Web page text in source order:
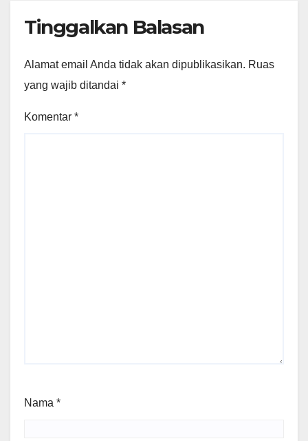
Tinggalkan Balasan
Alamat email Anda tidak akan dipublikasikan. Ruas
yang wajib ditandai *
Komentar *
Nama *